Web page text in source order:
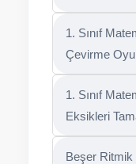
1. Sınıf
Çevirme
1. Sınıf
Eksikleri
Beşer